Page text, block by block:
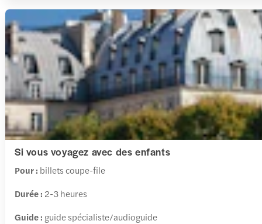
Si vous voyagez avec des enfants
Pour : billets coupe-file
Durée : 2-3 heures
Guide : guide spécialiste/audioguide